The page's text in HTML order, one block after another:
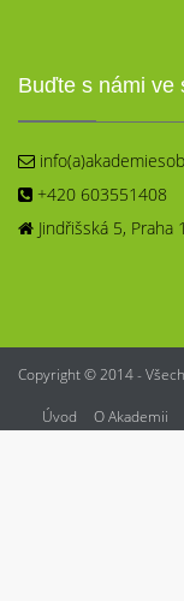
Buďte s námi ve
+420 603551408
Jindřišská 5, Praha 1
Copyright © 2014 -
Úvod O Akademii